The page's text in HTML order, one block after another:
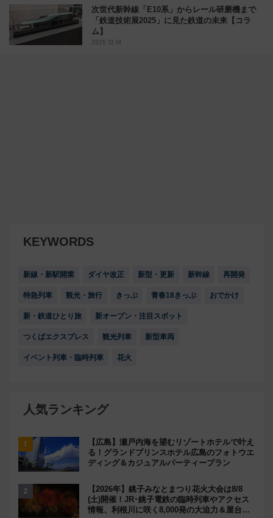
次世代新幹線「E10系」からレール研磨機まで
「鉄道技術展2025」に見た鉄道の未来【コラ
ム】
2025.12.14
KEYWORDS
新線・新駅開業 ダイヤ改正 新型・更新 新幹線 再開発
特急列車 観光・旅行 きっぷ 青春18きっぷ おでかけ
新・鉄道ひとり旅 新オープン・注目スポット
つくばエクスプレス 観光列車 新型車両
イベント列車・臨時列車 花火
人気ランキング
【広島】瀬戸内海を望むリゾートホテルで叶え
る！グランドプリンスホテル広島のフォトウエ
ディング＆カジュアルパーティープラン
【2026年】銚子みなとまつり花火大会は8/8
(土)開催！JR･銚子電鉄の臨時列車やアクセス
情報、利根川に咲く8,000発の大迫力＆屋台を